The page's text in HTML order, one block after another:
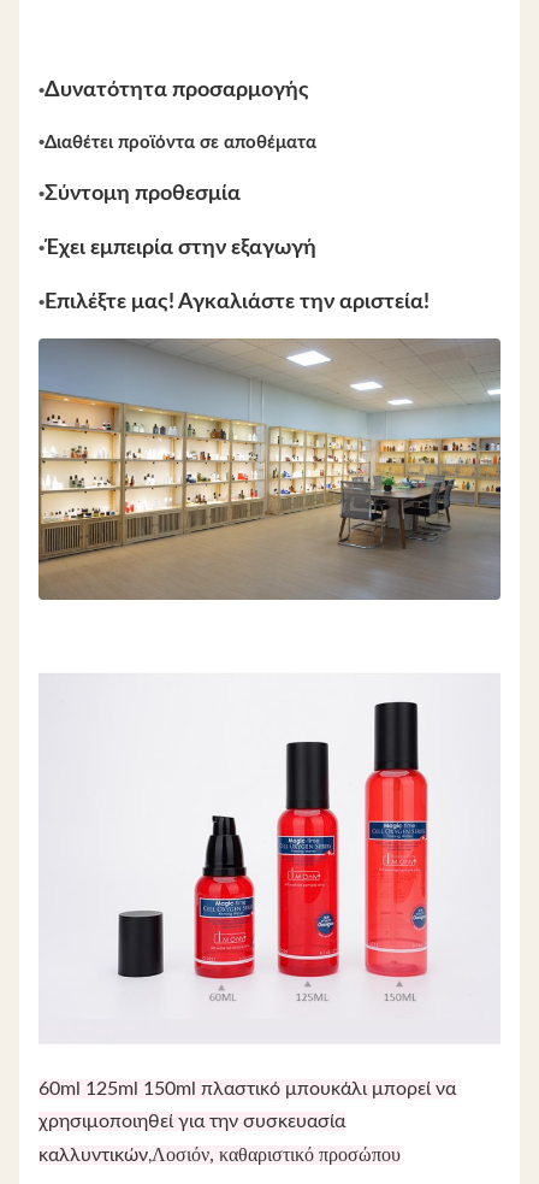
•Δυνατότητα προσαρμογής
•Διαθέτει προϊόντα σε αποθέματα
•Σύντομη προθεσμία
•Έχει εμπειρία στην εξαγωγή
•Επιλέξτε μας! Αγκαλιάστε την αριστεία!
60ml 125ml 150ml πλαστικό μπουκάλι μπορεί να
χρησιμοποιηθεί για την συσκευασία
καλλυντικών,Λοσιόν, καθαριστικό προσώπου